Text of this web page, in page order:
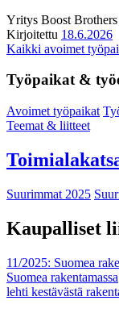
Yritys Boost
Kirjoitettu 18.6.2026
Kaikki avoimet
Työpaikat &
Avoimet työpaikat
Teemat & liitteet
Suurimmat 2025
Kaupalliset
11/2025: Suomea
Suomea rakentamassa
lehti kestävästä